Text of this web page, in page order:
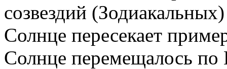
созвездий
Солнце пересекает
Солнце перемещалось по